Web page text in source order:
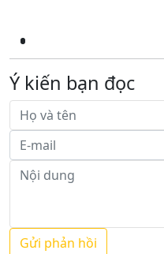
Ý kiến bạn đọc